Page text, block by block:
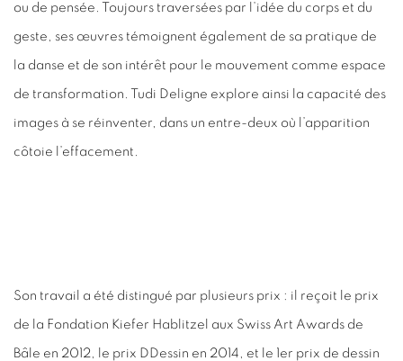
ou de pensée. Toujours traversées par l’idée du corps et du
geste, ses œuvres témoignent également de sa pratique de
la danse et de son intérêt pour le mouvement comme espace
de transformation. Tudi Deligne explore ainsi la capacité des
images à se réinventer, dans un entre-deux où l’apparition
côtoie l’effacement.
Son travail a été distingué par plusieurs prix : il reçoit le prix
de la Fondation Kiefer Hablitzel aux Swiss Art Awards de
Bâle en 2012, le prix DDessin en 2014, et le 1er prix de dessin